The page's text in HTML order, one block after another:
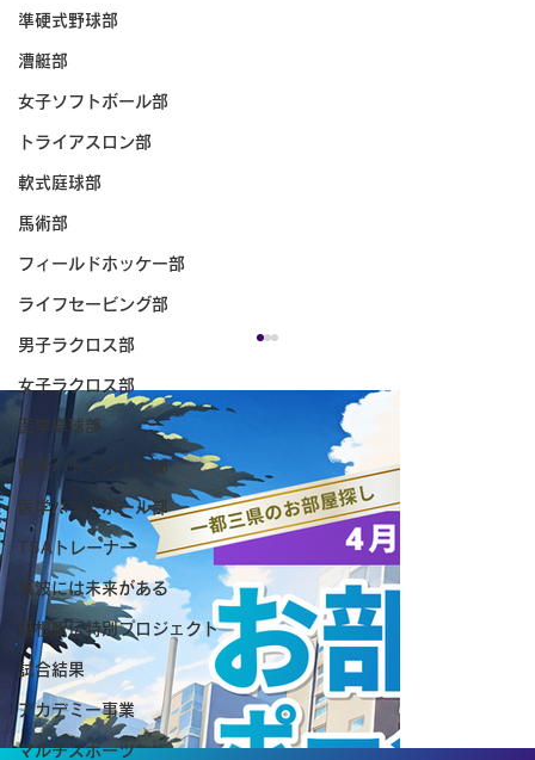
準硬式野球部
漕艇部
女子ソフトボール部
トライアスロン部
軟式庭球部
馬術部
フィールドホッケー部
ライフセービング部
男子ラクロス部
女子ラクロス部
医学卓球部
医学バドミントン部
医学ハンドボール部
TSAトレーナー
筑波には未来がある
箱根駅伝特別プロジェクト
試合結果
アカデミー事業
マルチスポーツ
【チケット予約ページ】第63回筑波大学
ダンス部公演『 Valere−私はここに在る
−』